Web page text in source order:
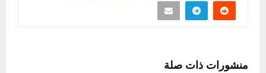
منشورات ذات صلة